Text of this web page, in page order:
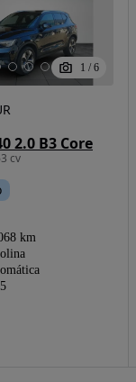
1 / 6
2.0 B3 Core
cv
km